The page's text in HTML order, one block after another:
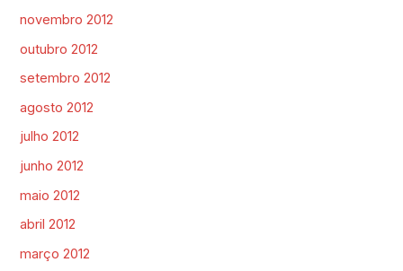
novembro 2012
outubro 2012
setembro 2012
agosto 2012
julho 2012
junho 2012
maio 2012
abril 2012
março 2012